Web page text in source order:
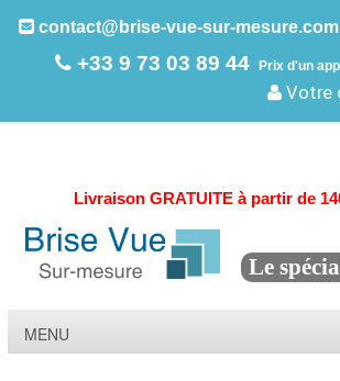
contact@brise-vue-sur-mesure.com
+33 9 73 03 89 44 Prix d'un
Votre
Livraison GRATUITE à partir de
Le
MENU